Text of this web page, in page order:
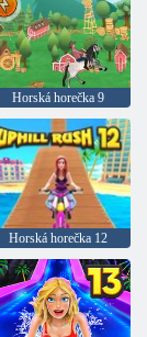
Horská horečka 9
Horská horečka 12